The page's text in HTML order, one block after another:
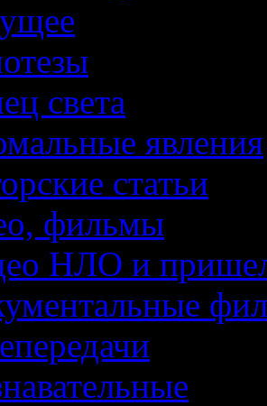
света
явления
статьи
фильмы
НЛО и